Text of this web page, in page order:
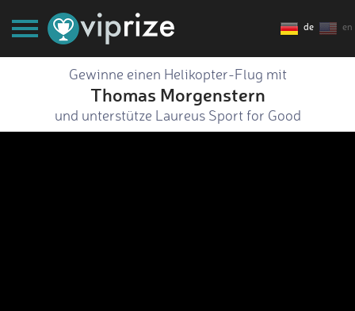
de en
Gewinne einen Helikopter-Flug mit
Thomas Morgenstern
und unterstütze Laureus Sport for Good